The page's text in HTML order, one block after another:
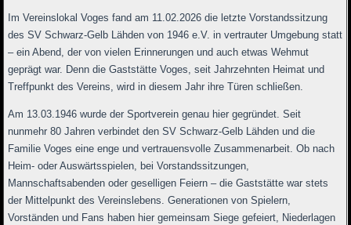
Im Vereinslokal Voges fand am 11.02.2026 die letzte Vorstandssitzung
desSV Schwarz-Gelb Lähden von 1946 e.V. in vertrauter Umgebung statt
– ein Abend, der von vielen Erinnerungen und auch etwas Wehmut
geprägt war. Denn die Gaststätte Voges, seit Jahrzehnten Heimat und
Treffpunkt des Vereins, wird in diesem Jahr ihre Türen schließen.
Am 13.03.1946 wurde der Sportverein genau hier gegründet. Seit
nunmehr 80 Jahren verbindet den SV Schwarz-Gelb Lähden und die
Familie Voges eine enge und vertrauensvolle Zusammenarbeit. Ob nach
Heim- oder Auswärtsspielen, bei Vorstandssitzungen,
Mannschaftsabenden oder geselligen Feiern – die Gaststätte war stets
der Mittelpunkt des Vereinslebens. Generationen von Spielern,
Vorständen und Fans haben hier gemeinsam Siege gefeiert, Niederlagen